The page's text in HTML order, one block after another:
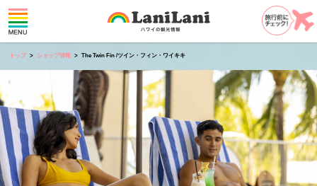
トップ ショップ情報 The Twin Fin /ツイン・フィン・ワイキキ